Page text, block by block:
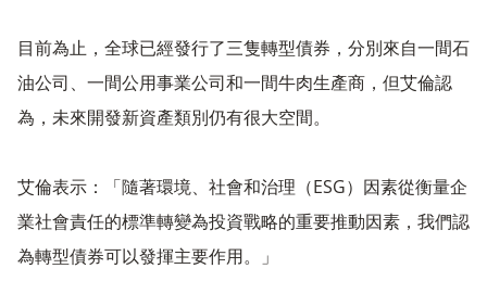
目前為止，全球已經發行了三隻轉型債券，分別來自一間石
油公司、一間公用事業公司和一間牛肉生產商，但艾倫認
為，未來開發新資產類別仍有很大空間。
艾倫表示：「隨著環境、社會和治理（ESG）因素從衡量企
業社會責任的標準轉變為投資戰略的重要推動因素，我們認
為轉型債券可以發揮主要作用。」